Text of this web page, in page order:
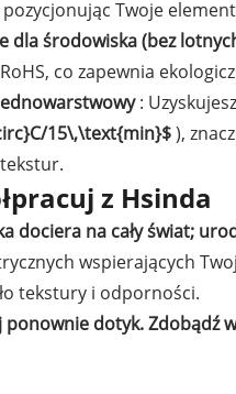
pozycjonując Twoje
dla środowiska (bez
RoHS, co zapewnia
:
15\,\text{min}$),
z Hsinda
dociera na cały świat;
wspierających
tekstury i odporności.
dotyk. Zdobądź